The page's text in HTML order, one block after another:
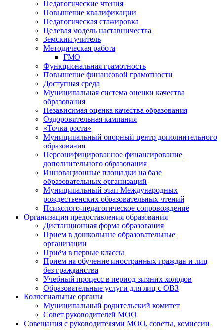
Педагогические чтения
Повышение квалификации
Педагогическая стажировка
Целевая модель наставничества
Земский учитель
Методическая работа
ГМО
Функциональная грамотность
Повышение финансовой грамотности
Доступная среда
Муниципальная система оценки качества
образования
Независимая оценка качества образования
Оздоровительная кампания
«Точка роста»
Муниципальный опорный центр дополнительного
образования
Персонифицированное финансирование
дополнительного образования
Инновационные площадки на базе
образовательных организаций
Муниципальный этап Международных
рождественских образовательных чтений
Психолого-педагогическое сопровождение
Организация предоставления образования
Дистанционная форма образования
Прием в дошкольные образовательные
организации
Приём в первые классы
Прием на обучение иностранных граждан и лиц
без гражданства
Учебный процесс в период зимних холодов
Образовательные услуги для лиц с ОВЗ
Коллегиальные органы
Муниципальный родительский комитет
Совет руководителей МОО
Совещания с руководителями МОО, советы, комиссии